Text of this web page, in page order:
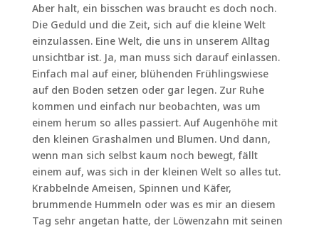
Aber halt, ein bisschen was braucht es doch noch.
Die Geduld und die Zeit, sich auf die kleine Welt
einzulassen. Eine Welt, die uns in unserem Alltag
unsichtbar ist. Ja, man muss sich darauf einlassen.
Einfach mal auf einer, blühenden Frühlingswiese
auf den Boden setzen oder gar legen. Zur Ruhe
kommen und einfach nur beobachten, was um
einem herum so alles passiert. Auf Augenhöhe mit
den kleinen Grashalmen und Blumen. Und dann,
wenn man sich selbst kaum noch bewegt, fällt
einem auf, was sich in der kleinen Welt so alles tut.
Krabbelnde Ameisen, Spinnen und Käfer,
brummende Hummeln oder was es mir an diesem
Tag sehr angetan hatte, der Löwenzahn mit seinen